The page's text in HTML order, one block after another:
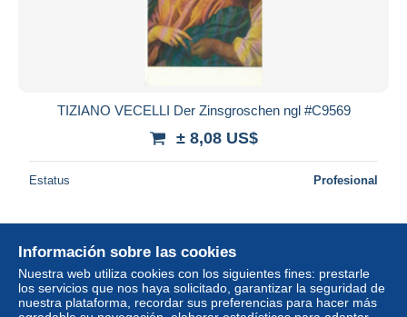
TIZIANO VECELLI Der Zinsgroschen ngl #C9569
± 8,08 US$
Estatus Profesional
Nuevo
Información sobre las cookies
Nuestra web utiliza cookies con los siguientes fines: prestarle
los servicios que nos haya solicitado, garantizar la seguridad de
nuestra plataforma, recordar sus preferencias para hacer más